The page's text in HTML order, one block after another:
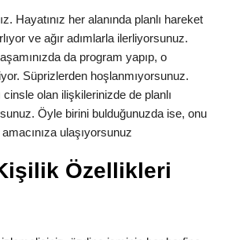
Hayatınız her alanında planlı hareket
ve ağır adımlarla ilerliyorsunuz.
da program yapıp, o
Süprizlerden hoşlanmıyorsunuz.
olan ilişkilerinizde de planlı
Öyle birini bulduğunuzda ise, onu
ulaşıyorsunuz
Özellikleri